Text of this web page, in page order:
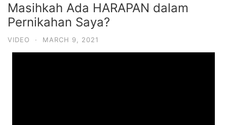
Masihkah Ada HARAPAN dalam
Pernikahan Saya?
VIDEO · MARCH 9, 2021